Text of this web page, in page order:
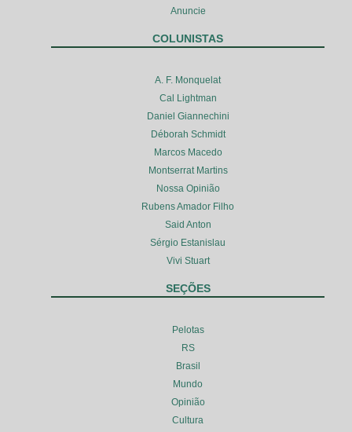
Anuncie
COLUNISTAS
A. F. Monquelat
Cal Lightman
Daniel Giannechini
Déborah Schmidt
Marcos Macedo
Montserrat Martins
Nossa Opinião
Rubens Amador Filho
Said Anton
Sérgio Estanislau
Vivi Stuart
SEÇÕES
Pelotas
RS
Brasil
Mundo
Opinião
Cultura